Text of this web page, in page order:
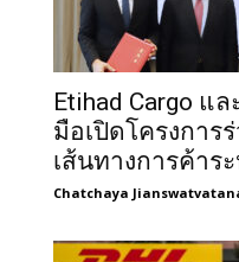
Etihad Cargo แ
มือเปิดโครงการ
เส้นทางการค้าร
Chatchaya